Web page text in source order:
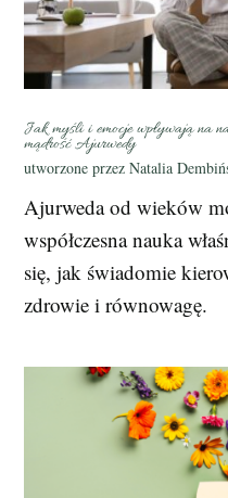
Jak myśli i emocje wpływają na
mądrość Ajurwedy
utworzone przezNatalia
Ajurweda od wieków
współczesna nauka
się, jak świadomie
zdrowie i równowagę.